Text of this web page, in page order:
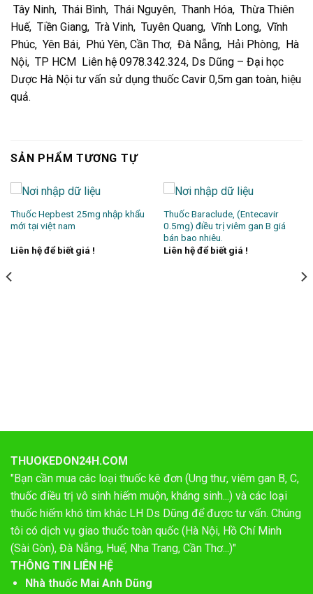
Tây Ninh, Thái Bình, Thái Nguyên, Thanh Hóa, Thừa Thiên
Huế, Tiền Giang, Trà Vinh, Tuyên Quang, Vĩnh Long, Vĩnh
Phúc, Yên Bái, Phú Yên, Cần Thơ, Đà Nẵng, Hải Phòng, Hà
Nội, TP HCM Liên hệ 0978.342.324, Ds Dũng – Đại học
Dược Hà Nội tư vấn sử dụng thuốc Cavir 0,5m gan toàn, hiệu
quả.
SẢN PHẨM TƯƠNG TỰ
Thuốc Hepbest 25mg nhập khẩu
mới tại việt nam
Liên hệ để biết giá !
Thuốc Baraclude, (Entecavir
0.5mg) điều trị viêm gan B giá
bán bao nhiêu.
Liên hệ để biết giá !
THUOKEDON24H.COM
"Bạn cần mua các loại thuốc kê đơn (Ung thư, viêm gan B, C,
thuốc điều trị vô sinh hiếm muộn, kháng sinh...) và các loại
thuốc hiếm khó tìm khác LH Ds Dũng để được tư vấn. Chúng
tôi có dịch vụ giao thuốc toàn quốc (Hà Nội, Hồ Chí Minh
(Sài Gòn), Đà Nẵng, Huế, Nha Trang, Cần Thơ...)"
THÔNG TIN LIÊN HỆ
Nhà thuốc Mai Anh Dũng